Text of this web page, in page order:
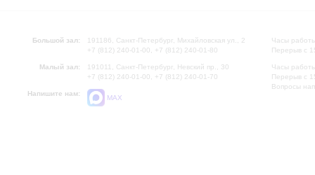
Большой зал:
191186, Санкт-Петербург, Михайловская ул., 2
+7 (812) 240-01-00, +7 (812) 240-01-80
Малый зал:
191011, Санкт-Петербург, Невский пр., 30
+7 (812) 240-01-00, +7 (812) 240-01-70
Напишите нам:
MAX
Часы
Перерыв с
Часы
Перерыв с
Вопросы